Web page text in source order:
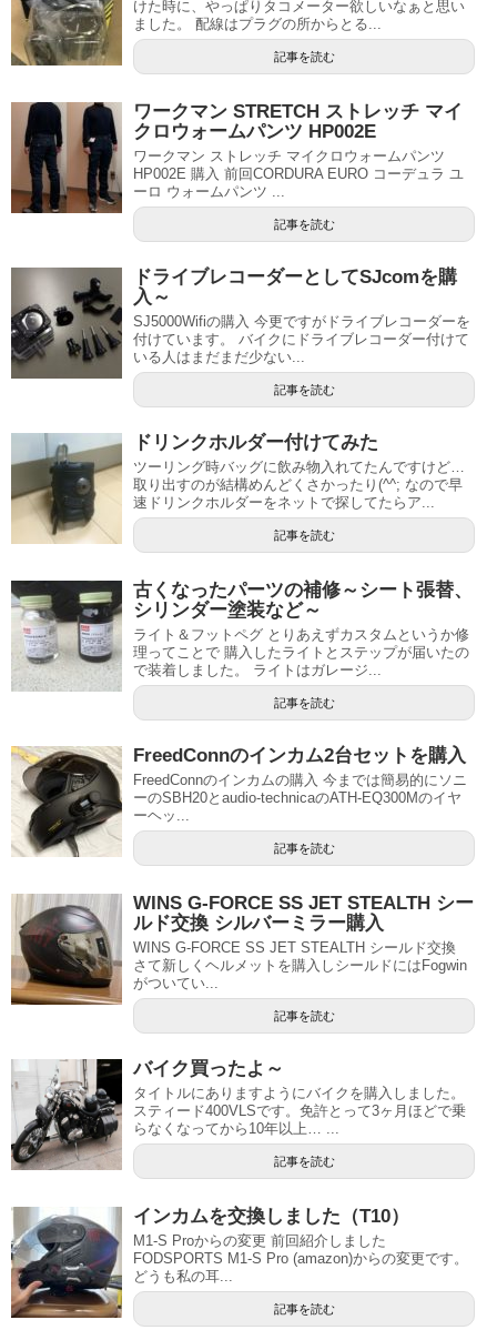
けた時に、やっぱりタコメーター欲しいなぁと思い
ました。 配線はプラグの所からとる...
記事を読む
ワークマン STRETCH ストレッチ マイ
クロウォームパンツ HP002E
ワークマン ストレッチ マイクロウォームパンツ
HP002E 購入 前回CORDURA EURO コーデュラ ユ
ーロ ウォームパンツ ...
記事を読む
ドライブレコーダーとしてSJcomを購
入～
SJ5000Wifiの購入 今更ですがドライブレコーダーを
付けています。 バイクにドライブレコーダー付けて
いる人はまだまだ少ない...
記事を読む
ドリンクホルダー付けてみた
ツーリング時バッグに飲み物入れてたんですけど…
取り出すのが結構めんどくさかったり(^^; なので早
速ドリンクホルダーをネットで探してたらア...
記事を読む
古くなったパーツの補修～シート張替、
シリンダー塗装など～
ライト＆フットペグ とりあえずカスタムというか修
理ってことで 購入したライトとステップが届いたの
で装着しました。 ライトはガレージ...
記事を読む
FreedConnのインカム2台セットを購入
FreedConnのインカムの購入 今までは簡易的にソニ
ーのSBH20とaudio-technicaのATH-EQ300Mのイヤ
ーヘッ...
記事を読む
WINS G-FORCE SS JET STEALTH シー
ルド交換 シルバーミラー購入
WINS G-FORCE SS JET STEALTH シールド交換
さて新しくヘルメットを購入しシールドにはFogwin
がついてい...
記事を読む
バイク買ったよ～
タイトルにありますようにバイクを購入しました。
スティード400VLSです。免許とって3ヶ月ほどで乗
らなくなってから10年以上… ...
記事を読む
インカムを交換しました（T10）
M1-S Proからの変更 前回紹介しました
FODSPORTS M1-S Pro (amazon)からの変更です。
どうも私の耳...
記事を読む